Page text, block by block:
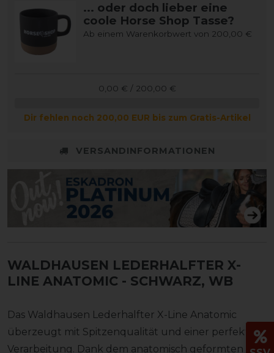
... oder doch lieber eine
coole Horse Shop Tasse?
Ab einem Warenkorbwert von 200,00 €
0,00 € / 200,00 €
Dir fehlen noch 200,00 EUR bis zum Gratis-Artikel
VERSANDINFORMATIONEN
WALDHAUSEN LEDERHALFTER X-
LINE ANATOMIC - SCHWARZ, WB
Das Waldhausen Lederhalfter X-Line Anatomic
überzeugt mit Spitzenqualität und einer perfekten
Verarbeitung. Dank dem anatomisch geformten